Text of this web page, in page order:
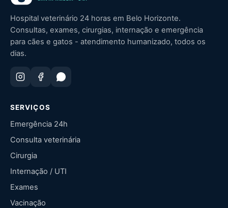
Hospital veterinário 24 horas em Belo Horizonte.
Consultas, exames, cirurgias, internação e emergência
para cães e gatos - atendimento humanizado, todos os
dias.
SERVIÇOS
Emergência 24h
Consulta veterinária
Cirurgia
Internação / UTI
Exames
Vacinação